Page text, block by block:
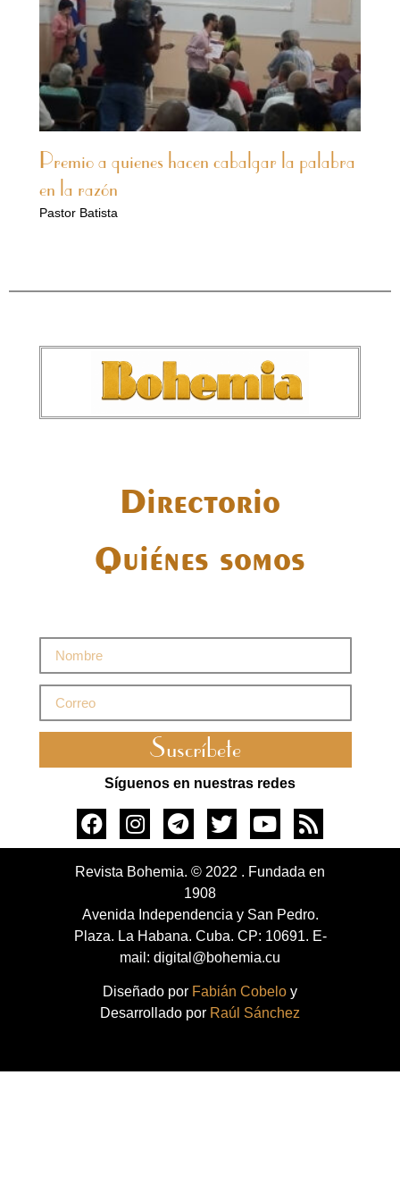
Premio a quienes hacen cabalgar la palabra
en la razón
Pastor Batista
Directorio
Quiénes somos
Suscríbete
Síguenos en nuestras redes
Revista Bohemia. © 2022 . Fundada en
1908
Avenida Independencia y San Pedro.
Plaza. La Habana. Cuba. CP: 10691. E-
mail: digital@bohemia.cu
Diseñado por Fabián Cobelo y
Desarrollado por Raúl Sánchez